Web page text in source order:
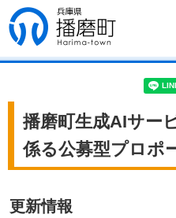
兵庫県 播磨
町
播磨町生成AIサー
係る公募型プロポ
更新情報